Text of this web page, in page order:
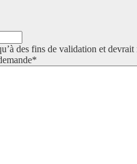
des fins de validation et devrait
*